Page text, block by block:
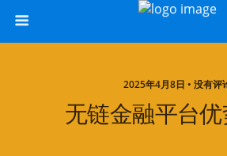
2025年4月8日 • 没有评
无链金融平台